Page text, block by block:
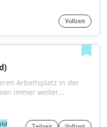
Vollzeit
Arbeitsplatz in der
immer weiter...